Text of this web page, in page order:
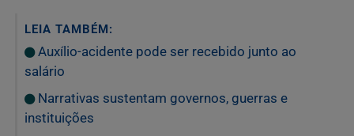
LEIA TAMBÉM:
Auxílio-acidente pode ser recebido junto ao
salário
Narrativas sustentam governos, guerras e
instituições